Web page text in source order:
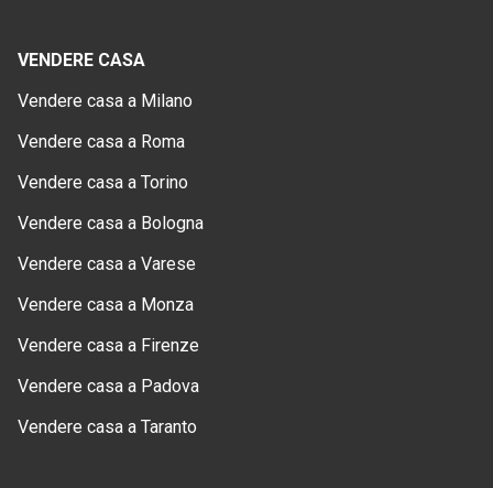
VENDERE CASA
Vendere casa a Milano
Vendere casa a Roma
Vendere casa a Torino
Vendere casa a Bologna
Vendere casa a Varese
Vendere casa a Monza
Vendere casa a Firenze
Vendere casa a Padova
Vendere casa a Taranto